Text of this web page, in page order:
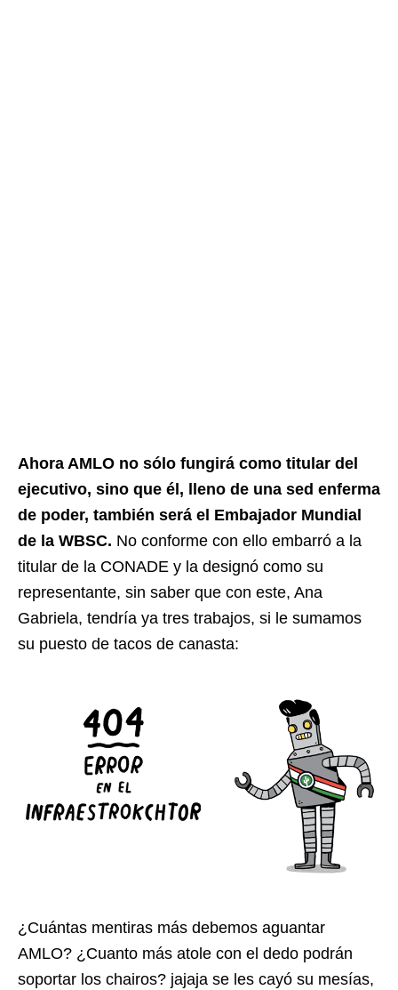
Ahora AMLO no sólo fungirá como titular del
ejecutivo, sino que él, lleno de una sed enferma
de poder, también será el Embajador Mundial
de la WBSC. No conforme con ello embarró a la
titular de la CONADE y la designó como su
representante, sin saber que con este, Ana
Gabriela, tendría ya tres trabajos, si le sumamos
su puesto de tacos de canasta:
¿Cuántas mentiras más debemos aguantar
AMLO? ¿Cuanto más atole con el dedo podrán
soportar los chairos? jajaja se les cayó su mesías,